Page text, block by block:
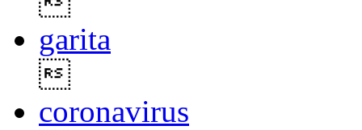
garita
coronavirus